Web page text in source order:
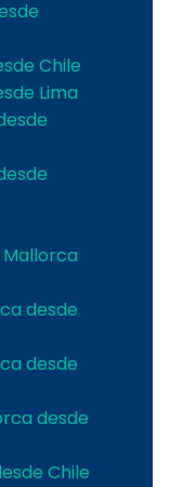
Chile
Lima
desde
desde
desde
Chile